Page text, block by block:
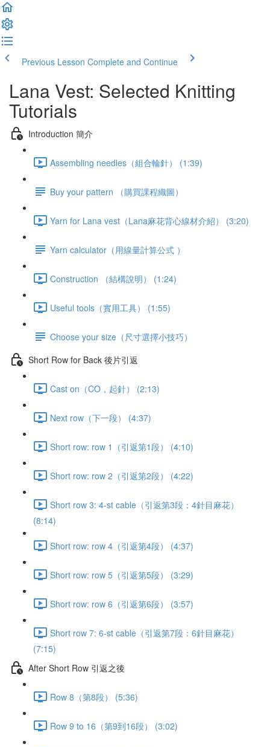
Previous Lesson Complete and Continue
Lana Vest: Selected Knitting
Tutorials
Introduction 簡介
Assembling needles（組合輪針） (1:39)
Buy your pattern （購買課程織圖）
Yarn for Lana vest（Lana麻花背心線材介紹） (3:20)
Yarn calculator（用線量計算公式 ）
Construction （結構說明） (1:24)
Useful tools（實用工具） (1:55)
Choose your size（尺寸選擇小技巧）
Short Row for Back 後片引返
Cast on（CO，起針） (2:13)
Next row（下一段） (4:37)
Short row: row 1（引返第1段） (4:10)
Short row: row 2（引返第2段） (4:22)
Short row 3: 4-st cable（引返第3段：4針目麻花）
(8:14)
Short row: row 4（引返第4段） (4:37)
Short row: row 5（引返第5段） (3:29)
Short row: row 6（引返第6段） (3:57)
Short row 7: 6-st cable（引返第7段：6針目麻花）
(7:15)
After Short Row 引返之後
Row 8（第8段） (5:36)
Row 9 to 16（第9到16段） (3:02)